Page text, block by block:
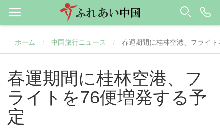
ホーム / 中国旅行ニュース / 春運期間に桂林空港、フライ
春運期間に桂林空港、フ
ライトを76便増発する予
定